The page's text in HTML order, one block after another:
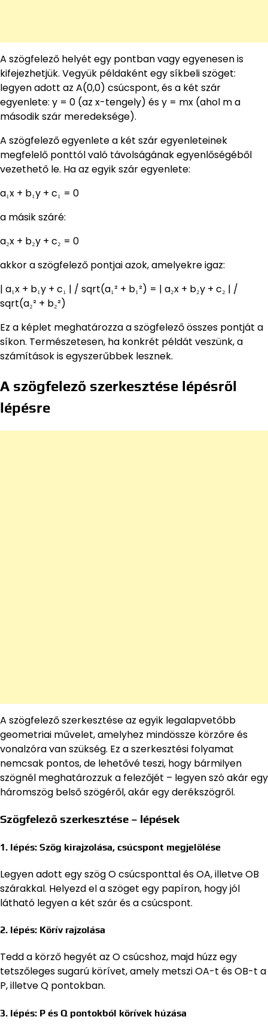
A szögfelező helyét egy pontban vagy egyenesen is
kifejezhetjük. Vegyük példaként egy síkbeli szöget:
legyen adott az A(0,0) csúcspont, és a két szár
egyenlete: y = 0 (az x-tengely) és y = mx (ahol m a
második szár meredeksége).
A szögfelező egyenlete a két szár egyenleteinek
megfelelő ponttól való távolságának egyenlőségéből
vezethető le. Ha az egyik szár egyenlete:
a₁x + b₁y + c₁ = 0
a másik száré:
a₂x + b₂y + c₂ = 0
akkor a szögfelező pontjai azok, amelyekre igaz:
| a₁x + b₁y + c₁ | / sqrt(a₁² + b₁²) = | a₂x + b₂y + c₂ | /
sqrt(a₂² + b₂²)
Ez a képlet meghatározza a szögfelező összes pontját a
síkon. Természetesen, ha konkrét példát veszünk, a
számítások is egyszerűbbek lesznek.
A szögfelező szerkesztése lépésről
lépésre
A szögfelező szerkesztése az egyik legalapvetőbb
geometriai művelet, amelyhez mindössze körzőre és
vonalzóra van szükség. Ez a szerkesztési folyamat
nemcsak pontos, de lehetővé teszi, hogy bármilyen
szögnél meghatározzuk a felezőjét – legyen szó akár egy
háromszög belső szögéről, akár egy derékszögről.
Szögfelező szerkesztése – lépések
1. lépés: Szög kirajzolása, csúcspont megjelölése
Legyen adott egy szög O csúcsponttal és OA, illetve OB
szárakkal. Helyezd el a szöget egy papíron, hogy jól
látható legyen a két szár és a csúcspont.
2. lépés: Körív rajzolása
Tedd a körző hegyét az O csúcshoz, majd húzz egy
tetszőleges sugarú körívet, amely metszi OA-t és OB-t a
P, illetve Q pontokban.
3. lépés: P és Q pontokból körívek húzása